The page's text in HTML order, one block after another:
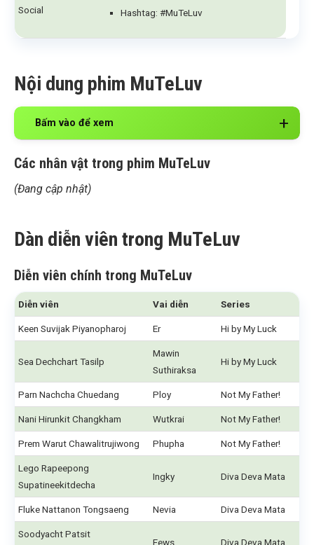
Social
Hashtag: #MuTeLuv
Nội dung phim MuTeLuv
Bấm vào để xem
Các nhân vật trong phim MuTeLuv
(Đang cập nhật)
Dàn diễn viên trong MuTeLuv
Diễn viên chính trong MuTeLuv
Diễn viên Vai diễn Series
Keen Suvijak Piyanopharoj Er Hi by My Luck
Sea Dechchart Tasilp
Mawin
Suthiraksa
Hi by My Luck
Parn Nachcha Chuedang Ploy Not My Father!
Nani Hirunkit Changkham Wutkrai Not My Father!
Prem Warut Chawalitrujiwong Phupha Not My Father!
Lego Rapeepong
Supatineekitdecha
Ingky Diva Deva Mata
Fluke Nattanon Tongsaeng Nevia Diva Deva Mata
Soodyacht Patsit
Fews Diva Deva Mata